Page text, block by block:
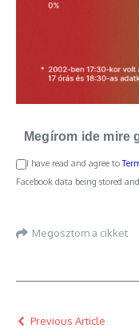
Megírom ide mire
I have read and agree to
Facebook data being stored
Megosztom a cikket
Previous Article